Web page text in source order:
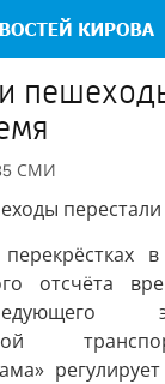
СМИ
отсчёта